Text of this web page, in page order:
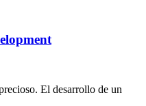
El desarrollo de un